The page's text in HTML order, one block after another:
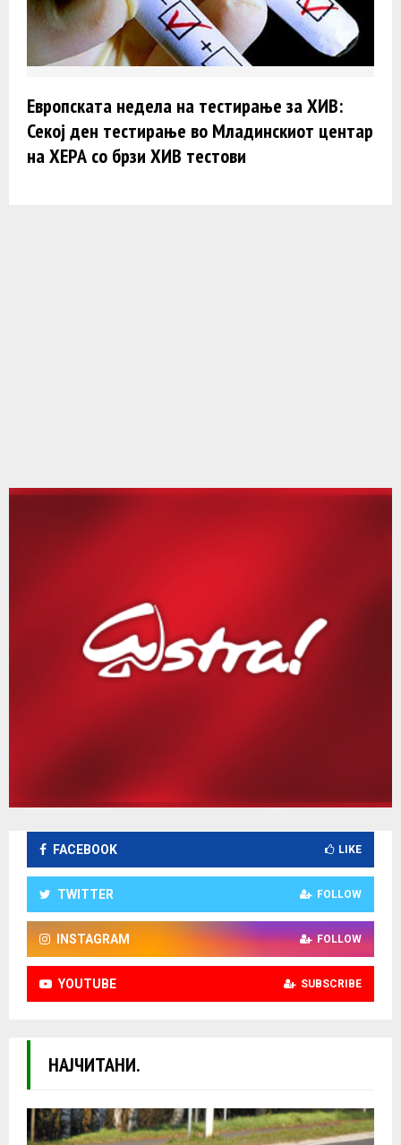
Европската недела на тестирање за ХИВ:
Секој ден тестирање во Младинскиот центар
на ХЕРА со брзи ХИВ тестови
FACEBOOK LIKE
TWITTER FOLLOW
INSTAGRAM FOLLOW
YOUTUBE SUBSCRIBE
НАЈЧИТАНИ.